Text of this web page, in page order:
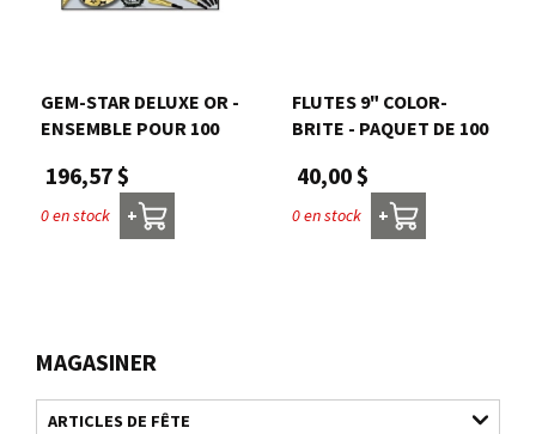
MAGASINER
ARTICLES DE FÊTE
GEM-STAR DELUXE OR -
ENSEMBLE POUR 100
196,57 $
0 en stock +
FLUTES 9" COLOR-
BRITE - PAQUET DE 100
40,00 $
0 en stock +